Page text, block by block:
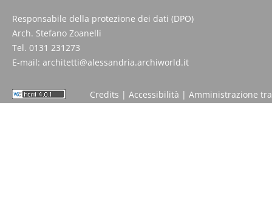
Responsabile della protezione dei dati (DPO)
Arch. Stefano Zoanelli
Tel. 0131 231273
E-mail: architetti@alessandria.archiworld.it
Credits | Accessibilità | Amministrazione